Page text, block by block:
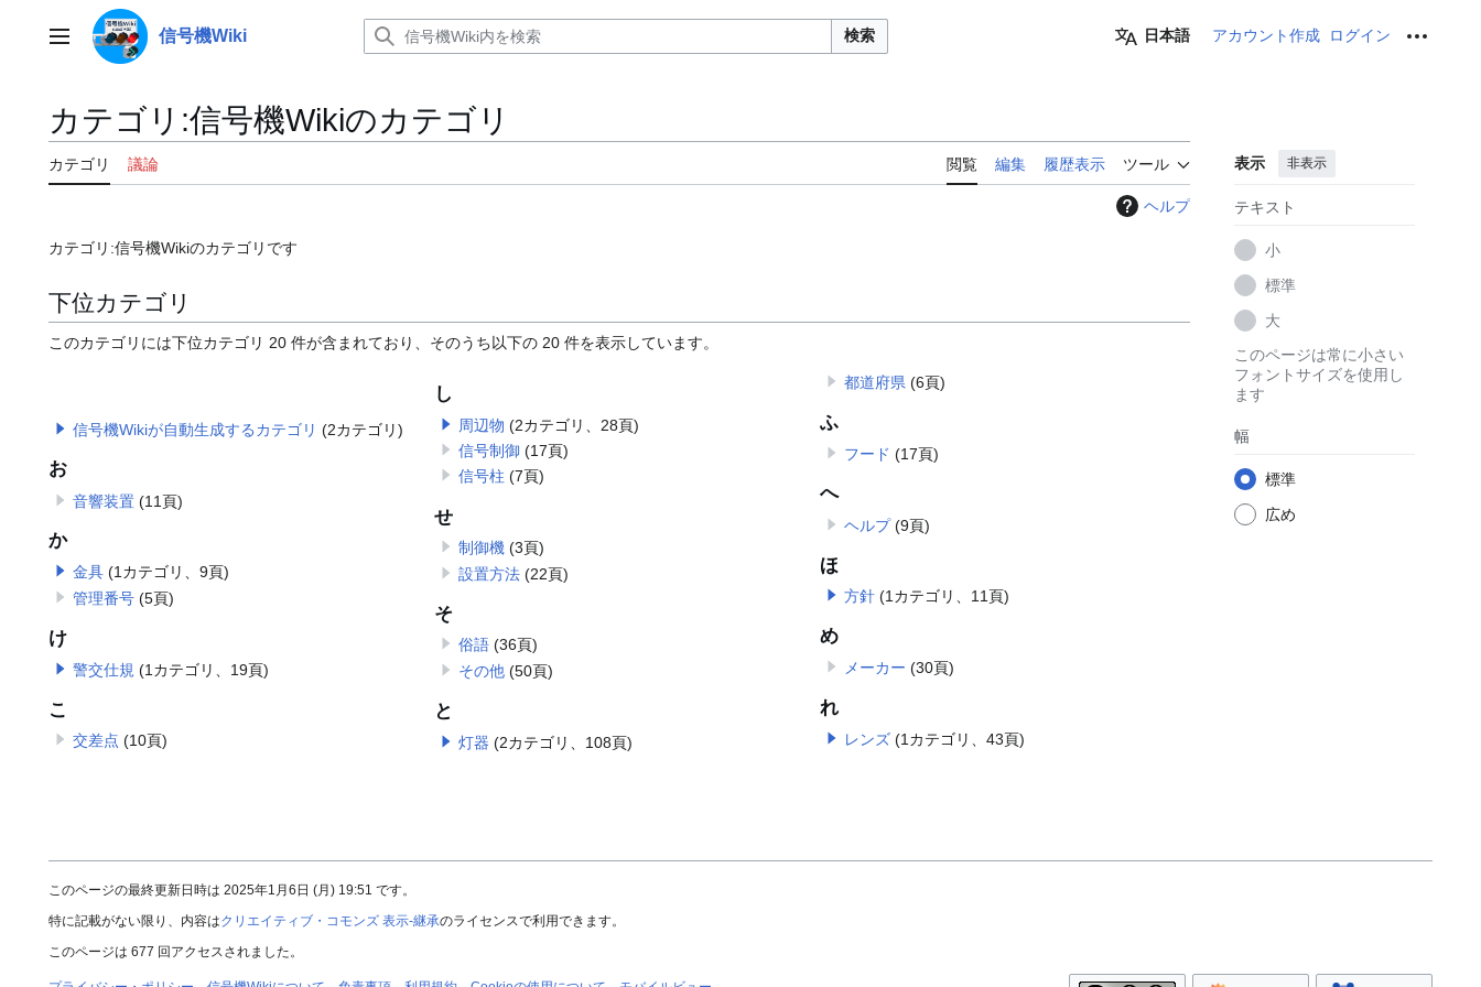
メインメニュー信号機Wiki 検索 日本語 アカウント作成 ログイン 個人用ツ
カテゴリ :信号機Wikiのカテゴリ
カテゴリ 議論 閲覧 編集 履歴表示 ツール 表示 非表示
テキスト
小
標準
大
このページは常に小さい
フォントサイズを使用し
ます
幅
標準
広め
ヘルプ
カテゴリ:信号機Wikiのカテゴリです
下位カテゴリ
このカテゴリには下位カテゴリ 20 件が含まれており、そのうち以下の 20 件を表示しています。
信号機Wikiが自動生成するカテゴリ (2カテゴリ)
お
音響装置 (11頁)
か
金具 (1カテゴリ、9頁)
管理番号 (5頁)
け
警交仕規 (1カテゴリ、19頁)
こ
交差点 (10頁)
し
周辺物 (2カテゴリ、28頁)
信号制御 (17頁)
信号柱 (7頁)
せ
制御機 (3頁)
設置方法 (22頁)
そ
俗語 (36頁)
その他 (50頁)
と
灯器 (2カテゴリ、108頁)
都道府県 (6頁)
ふ
フード (17頁)
へ
ヘルプ (9頁)
ほ
方針 (1カテゴリ、11頁)
め
メーカー (30頁)
れ
レンズ (1カテゴリ、43頁)
このページの最終更新日時は 2025年1月6日 (月) 19:51 です。
特に記載がない限り、内容はクリエイティブ・コモンズ 表示-継承のライセンスで利用できます。
このページは 677 回アクセスされました。